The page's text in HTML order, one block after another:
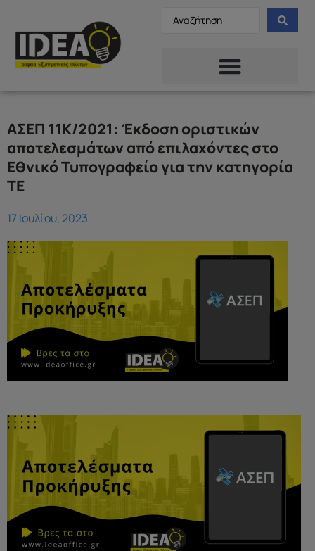
ΑΣΕΠ 11Κ/2021: Έκδοση οριστικών
αποτελεσμάτων από επιλαχόντες στο
Εθνικό Τυπογραφείο για την κατηγορία
ΤΕ
17 Ιουλίου, 2023